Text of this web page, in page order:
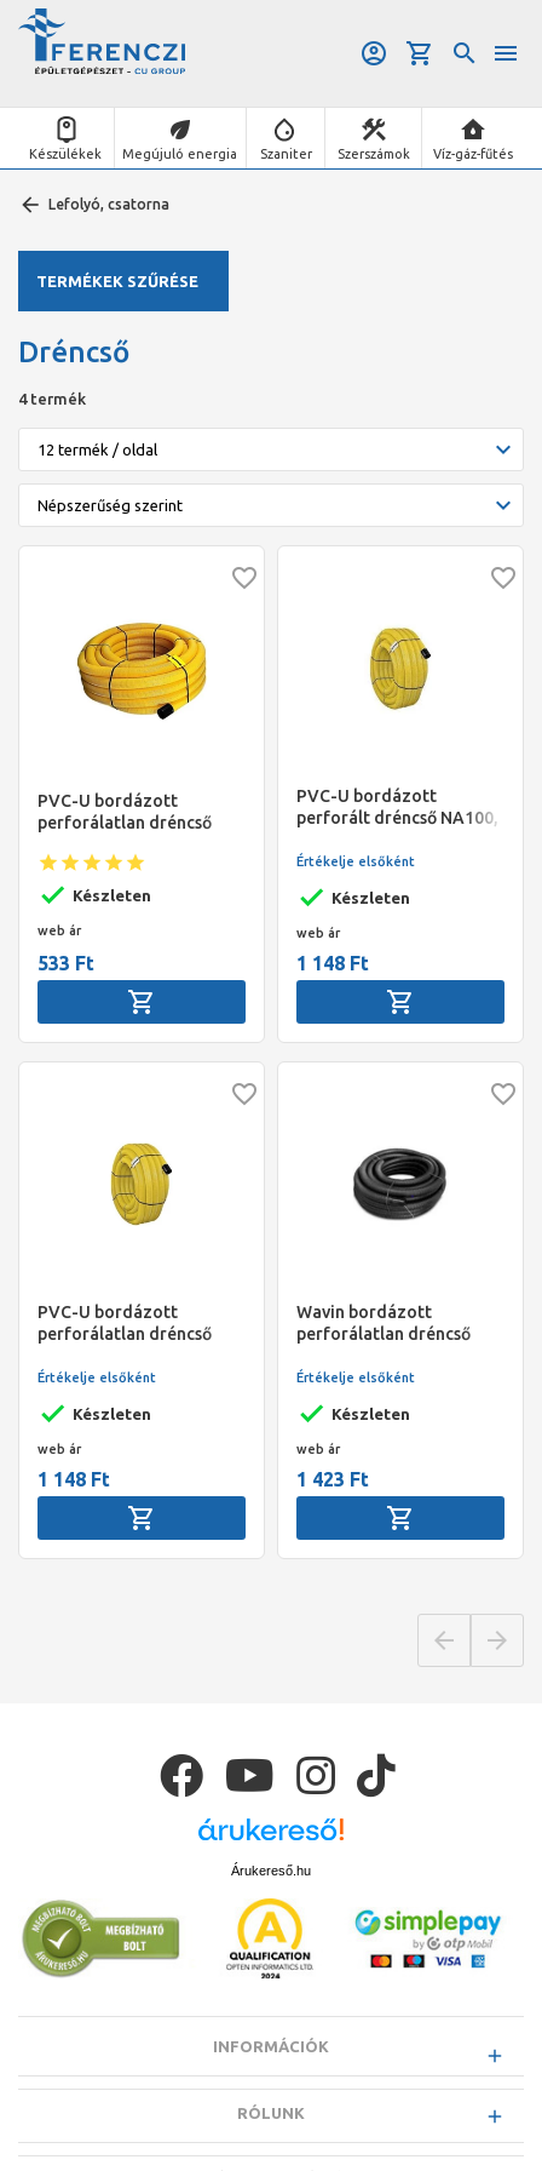
Készülékek Megújuló energia Szaniter Szerszámok Víz-gáz-fűtés
Lefolyó, csatorna
Dréncső
4 termék
PVC-U bordázott
perforálatlan dréncső
Készleten
web ár
533 Ft
PVC-U bordázott
perforált dréncső NA100,
Készleten
Értékelje elsőként
web ár
1 148 Ft
PVC-U bordázott
perforálatlan dréncső
Készleten
Értékelje elsőként
web ár
1 148 Ft
Wavin bordázott
perforálatlan dréncső
Készleten
Értékelje elsőként
web ár
1 423 Ft
TERMÉKEK SZŰRÉSE
Árukereső.hu
INFORMÁCIÓK
RÓLUNK